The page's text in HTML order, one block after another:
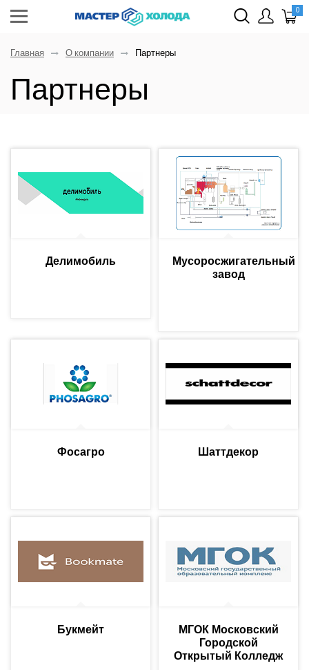
0
Главная О компании Партнеры
Партнеры
Делимобиль Мусоросжигательный
завод
Фосагро Шаттдекор
Букмейт МГОК Московский
Городской
Открытый Колледж